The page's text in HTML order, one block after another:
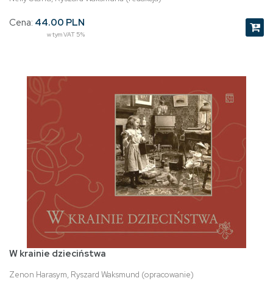
Cena: 44.00 PLN
w tym VAT 5%
W krainie dzieciństwa
Zenon Harasym, Ryszard Waksmund (opracowanie)